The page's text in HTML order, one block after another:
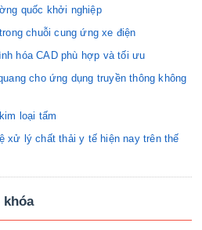
quốc khởi nghiệp
chuỗi cung ứng xe điện
hóa CAD phù hợp và tối ưu
cho ứng dụng truyền thông không
loại tấm
xử lý chất thải y tế hiện nay trên thế